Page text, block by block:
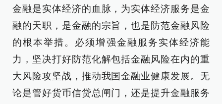
金融是实体经济的血脉，为实体经济服务是金
融的天职，是金融的宗旨，也是防范金融风险
的根本举措。必须增强金融服务实体经济能
力，坚决打好防范化解包括金融风险在内的重
大风险攻坚战，推动我国金融业健康发展。无
论是管好货币信贷总闸门，还是提升金融服务